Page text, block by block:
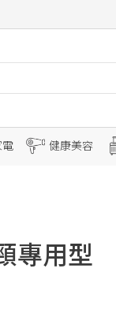
電 健康美容
專用型